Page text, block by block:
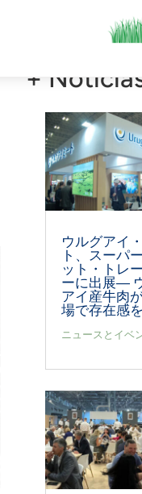
+
ウルグアイ
ト、スーパ
ット・トレ
ーに出展―
アイ産牛肉
場で存在感
ニュースとイベ